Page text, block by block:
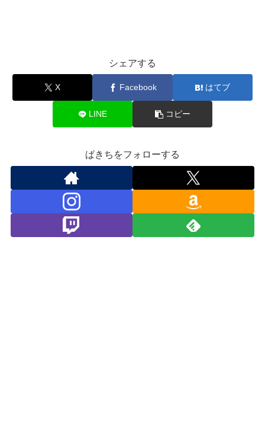
シェアする
X Facebook はてブ
LINE コピー
ぱきちをフォローする